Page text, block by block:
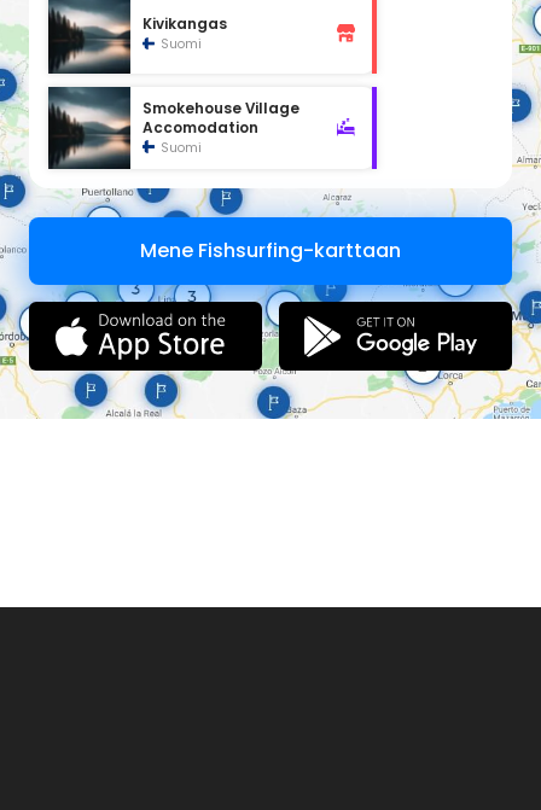
Kivikangas
Suomi
Smokehouse Village
Accomodation
Suomi
Mene Fishsurfing-karttaan